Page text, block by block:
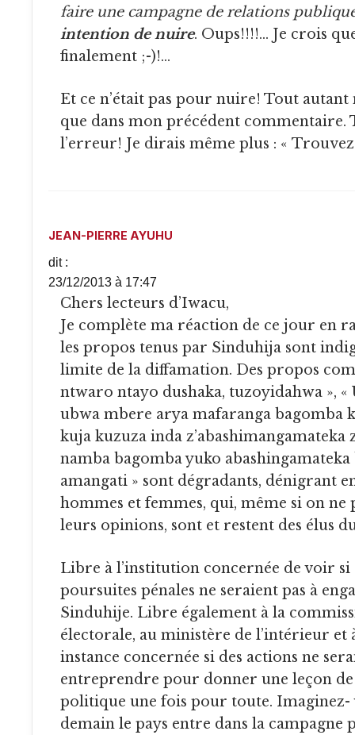
faire une campagne de relations
intention de nuire. Oups!!!!… Je crois
finalement ;-)!…
Et ce n’était pas pour nuire! Tout autant maintenant
que dans mon précédent commentaire.
l’erreur! Je dirais même plus : «
JEAN-PIERRE AYUHU
dit :
23/12/2013 à 17:47
Chers lecteurs d’Iwacu,
Je complète ma réaction de ce jour en
les propos tenus par Sinduhija sont
limite de la diffamation. Des propos
ntwaro ntayo dushaka, tuzoyidahwa », «
ubwa mbere arya mafaranga bagomba
kuja kuzuza inda z’abashimangamateka
namba bagomba yuko
amangati » sont dégradants, dénigrant
hommes et femmes, qui, même si on ne
leurs opinions, sont et restent des élus
Libre à l’institution concernée de voir si des
poursuites pénales ne seraient pas à
Sinduhije. Libre également à la
électorale, au ministère de l’intérieur et
instance concernée si des actions ne
entreprendre pour donner une leçon
politique une fois pour toute. Imaginez-
demain le pays entre dans la campagne